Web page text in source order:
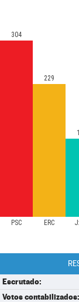
PSC ERC
304
229
Escrutado:
Votos contabilizados: